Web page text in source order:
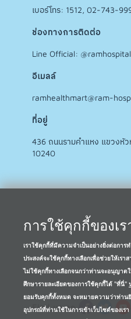
เบอร์โทร: 1512, 02-743-
ช่องทางการติดต่อ
Line Official: @ramhospital
อีเมลล์
ramhealthmart@ram-
ที่อยู่
436 ถนนรามคำแหง แขวงหั
10240
Find us on
การใช้คุกกี้ของเร
เราใช้คุกกี้ที่มีความจำเป็นอย่างยิ่งต่อการ
ประสงค์จะใช้คุกกี้ทางเลือกเพื่อช่วยให้เรา
ไม่ใช้คุกกี้ทางเลือกจนกว่าท่านจะอนุญาต
ศึกษารายละเอียดของการใช้คุกกี้ได้ "ที่นี่"
ยอมรับคุกกี้ทั้งหมด จะหมายความว่าท่าน
อุปกรณ์ที่ท่านใช้ในการเข้าเว็บไซต์ของเร